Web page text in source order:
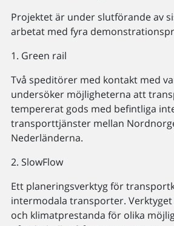
Projektet är under slutförande av
arbetat med fyra
1. Green rail
Två speditörer med kontakt med
undersöker möjligheterna att
tempererat gods med befintliga
transporttjänster mellan
Nederländerna.
2. SlowFlow
Ett planeringsverktyg för
intermodala transporter.
och klimatprestanda för olika